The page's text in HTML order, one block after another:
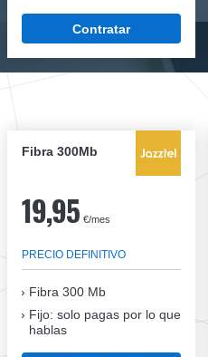
Contratar
Fibra 300Mb
19,95 €/mes
PRECIO DEFINITIVO
Fibra 300 Mb
Fijo: solo pagas por lo que
hablas